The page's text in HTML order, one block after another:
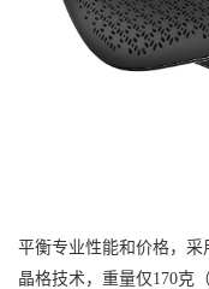
平衡专业性能和价格，
晶格技术，重量仅170克